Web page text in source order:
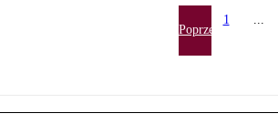
Poprzednia
1